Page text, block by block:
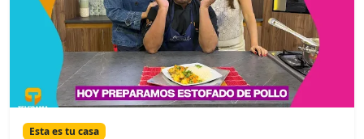
Esta es tu casa